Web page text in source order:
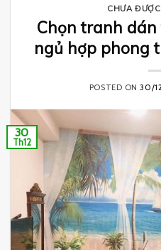
CHƯA
Chọn tranh
ngủ hợp phong
POSTED ON30/
30
Th12